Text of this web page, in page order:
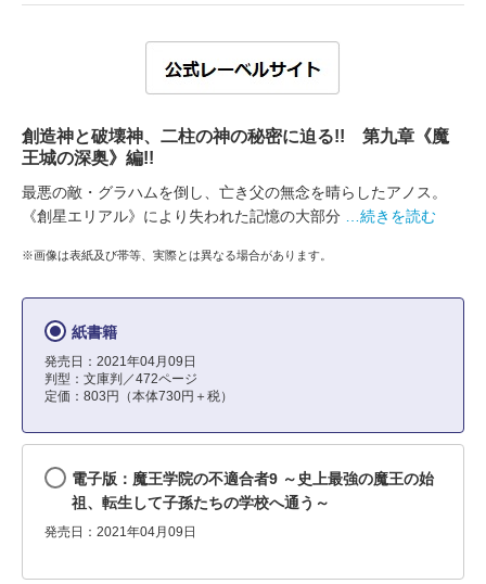
創造神と破壊神、二柱の神の秘密に迫る!! 第九章《魔
王城の深奥》編!!
最悪の敵・グラハムを倒し、亡き父の無念を晴らしたアノス。
《創星エリアル》により失われた記憶の大部分
…続きを読む
※画像は表紙及び帯等、実際とは異なる場合があります。
紙書籍
発売日：2021年04月09日
判型：文庫判／472ページ
定価：803円（本体730円＋税）
電子版：魔王学院の不適合者9 ～史上最強の魔王の始
祖、転生して子孫たちの学校へ通う～
発売日：2021年04月09日